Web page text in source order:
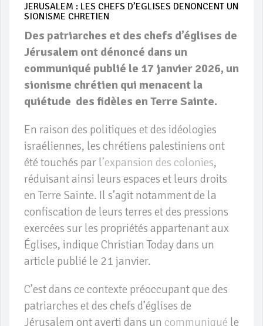
JERUSALEM : LES CHEFS D’EGLISES DENONCENT UN
SIONISME CHRETIEN
Des patriarches et des chefs d’églises de
Jérusalem ont dénoncé dans un
communiqué publié le 17 janvier 2026, un
sionisme chrétien qui menacent la
quiétude des fidèles en Terre Sainte.
En raison des politiques et des idéologies
israéliennes, les chrétiens palestiniens ont
été touchés par l’expansion des colonies,
réduisant ainsi leurs espaces et leurs droits
en Terre Sainte. Il s’agit notamment de la
confiscation de leurs terres et des pressions
exercées sur les propriétés appartenant aux
Églises, indique Christian Today dans un
article publié le 21 janvier.
C’est dans ce contexte préoccupant que des
patriarches et des chefs d’églises de
Jérusalem ont averti dans un communiqué le